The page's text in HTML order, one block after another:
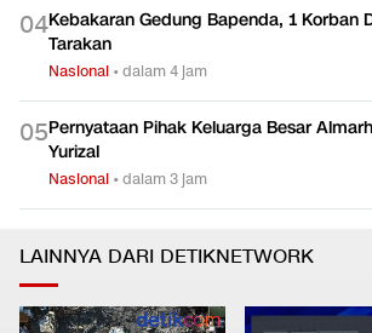
04Kebakaran Gedung Bapenda, 1 Korban
Tarakan
Nasional •dalam 4 jam
05Pernyataan Pihak Keluarga Besar
Yurizal
Nasional •dalam 3 jam
LAINNYA DARI DETIKNETWORK